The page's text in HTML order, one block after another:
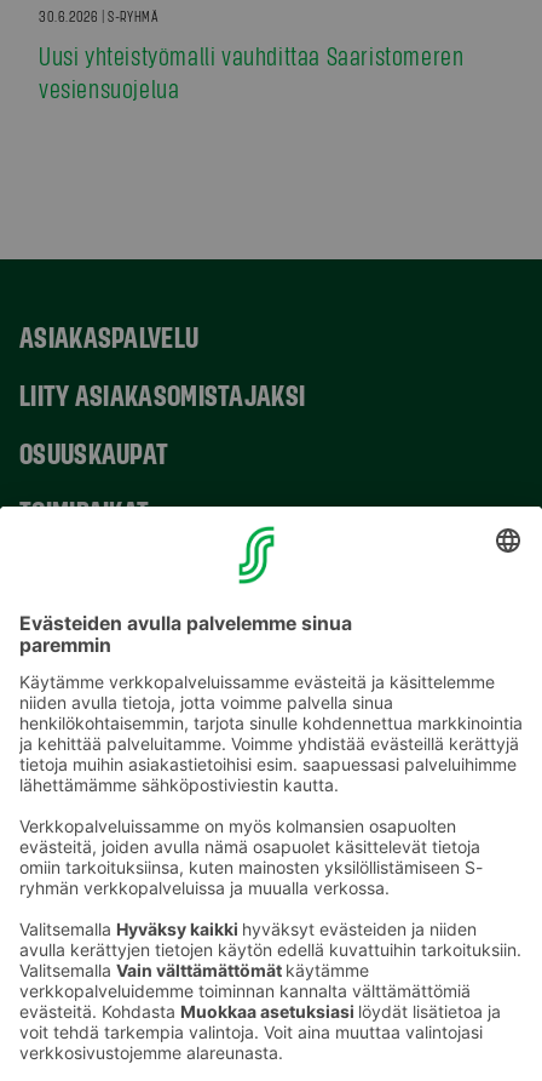
30.6.2026 | S-RYHMÄ
Uusi yhteistyömalli vauhdittaa Saaristomeren
vesiensuojelua
ASIAKASPALVELU
LIITY ASIAKASOMISTAJAKSI
OSUUSKAUPAT
TOIMIPAIKAT
Sähköpostiosoitteet S-ryhmässä ovat muotoa
etunimi.sukunimi@sok.fi
Seuraa meitä: